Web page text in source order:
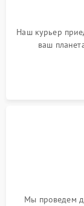
Наш курьер
ваш
Мы проведем